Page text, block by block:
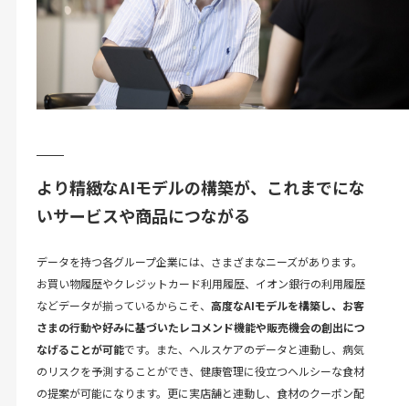
より精緻なAIモデルの構築が、これまでにな
いサービスや商品につながる
データを持つ各グループ企業には、さまざまなニーズがあります。
お買い物履歴やクレジットカード利用履歴、イオン銀行の利用履歴
などデータが揃っているからこそ、高度なAIモデルを構築し、お客
さまの行動や好みに基づいたレコメンド機能や販売機会の創出につ
なげることが可能です。また、ヘルスケアのデータと連動し、病気
のリスクを予測することができ、健康管理に役立つヘルシーな食材
の提案が可能になります。更に実店舗と連動し、食材のクーポン配